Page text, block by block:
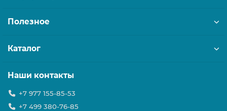
Полезное
Каталог
Наши контакты
+7 977 155-85-53
+7 499 380-76-85